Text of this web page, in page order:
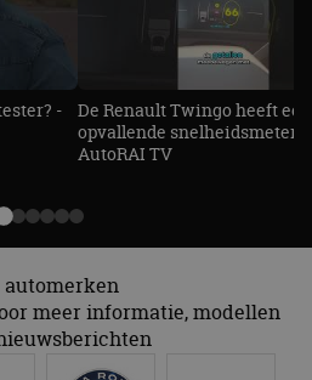
-
De Renault Twingo heeft een
opvallende snelheidsmeter! -
AutoRAI TV
meer informatie, modellen